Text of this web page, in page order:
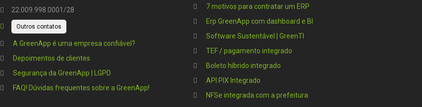
22.009.998.0001/28
Outros contatos
A GreenApp é uma empresa confiável?
Depoimentos de clientes
Segurança da GreenApp | LGPD
FAQ! Dúvidas frequentes sobre a GreenApp!
7 motivos para contratar um ERP
Erp GreenApp com dashboard e BI
Software Sustentável | GreenTI
TEF / pagamento integrado
Boleto híbrido integrado
API PIX Integrado
NFSe integrada com a prefeitura